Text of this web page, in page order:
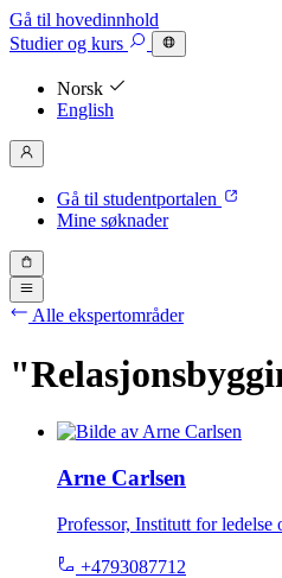
Gå til hovedinnhold
Studierog kurs
Norsk
English
Gå til studentportalen
Mine søknader
Alle ekspertområder
Arne Carlsen
Professor, Institutt for ledelse
+4793087712